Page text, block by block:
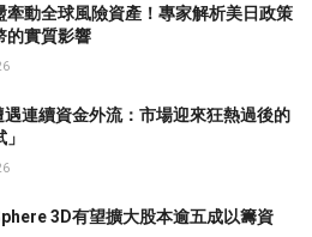
牽動全球風險資產！專家解析美日政策
的實質影響
遇連續資金外流：市場迎來狂熱過後的
3D有望擴大股本逾五成以籌資